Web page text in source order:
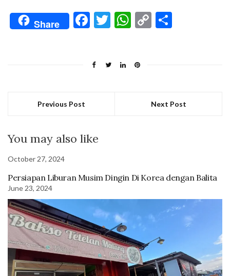
Share Facebook
Twitter
WhatsApp
Copy
Previous Post Next Post
You may also like
October 27, 2024
Persiapan Liburan Musim Dingin Di Korea dengan Balita
June 23, 2024